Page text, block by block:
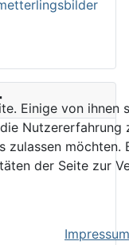
Einige von
zulassen
der Seite zur
Impressum